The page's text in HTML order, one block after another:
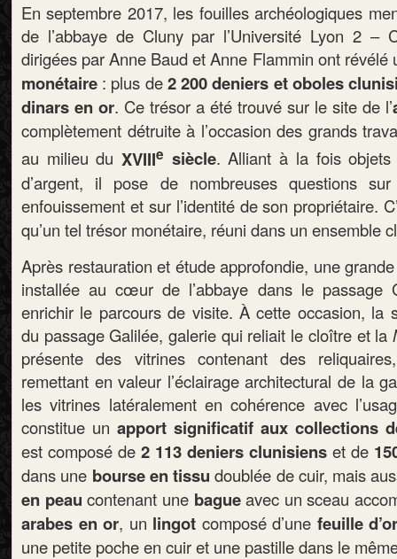
En septembre 2017, les fouilles archéologiques
de l’abbaye de Cluny par l’Université Lyon 2 –
dirigées par Anne Baud et Anne Flammin ont révélé
monétaire : plus de2 200 deniers et oboles
dinars en or. Ce trésor a été trouvé sur le site de l’
complètement détruite à l’occasion des grands
au milieu duXVIIIe siècle. Alliant à la fois objets
d’argent, il pose de nombreuses questions
enfouissement et sur l’identité de son propriétaire.
qu’un tel trésor monétaire, réuni dans un ensemble
Après restauration et étude approfondie, une
installée au cœur de l’abbaye dans le passage
enrichir le parcours de visite. À cette occasion, la
du passage Galilée, galerie qui reliait le cloître et la
présente des vitrines contenant des
remettant en valeur l’éclairage architectural de la
les vitrines latéralement en cohérence avec
constitue un apport significatif aux collections
est composé de 2 113 deniers clunisiens et de
dans une bourse en tissu doublée de cuir, mais
en peaucontenant une bagueavec un sceau
arabes en or, un lingot composé d’une feuille
une petite poche en cuir et une pastille dans le